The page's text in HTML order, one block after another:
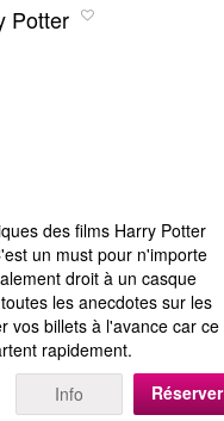
Potter
des films Harry Potter
un must pour n'importe
droit à un casque
les anecdotes sur les
vos billets à l'avance car ce
rapidement.
Info Réserver